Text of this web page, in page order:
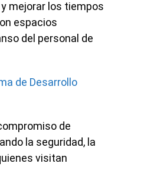
mejorar los tiempos
espacios
del personal de
de Desarrollo
de
la seguridad, la
visitan